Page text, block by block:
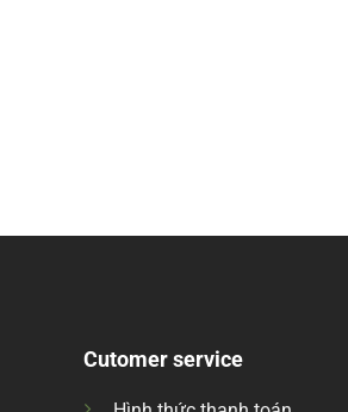
Cutomer service